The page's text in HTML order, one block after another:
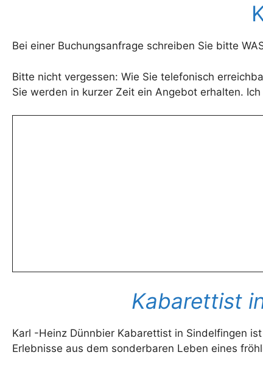
Bei einer Buchungsanfrage schreiben Sie bitte
Bitte nicht vergessen: Wie Sie telefonisch
Sie werden in kurzer Zeit ein Angebot erhalten.
Kabarettist
Karl -Heinz Dünnbier Kabarettist in Sindelfingen
Erlebnisse aus dem sonderbaren Leben eines